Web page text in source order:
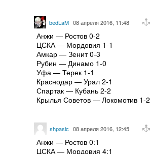
bedLaM 08 апреля 2016, 11:48
Анжи — Ростов 0-2
ЦСКА — Мордовия 1-1
Амкар — Зенит 0-3
Рубин — Динамо 1-0
Уфа — Терек 1-1
Краснодар — Урал 2-1
Спартак — Кубань 2-2
Крылья Советов — Локомотив 1-2
shpasic 08 апреля 2016, 12:45
Анжи — Ростов 0:1
ЦСКА — Мордовия 4:1